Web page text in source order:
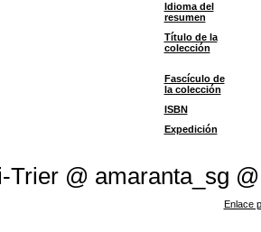
Idioma del
resumen
Título de la
colección
Fascículo de
la colección
ISBN
Expedición
Trier @ amaranta_sg @
Enlace